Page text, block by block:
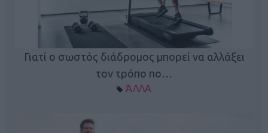
Γιατί ο σωστός διάδρομος μπορεί να αλλάξει
τον τρόπο πο…
ΆΛΛΑ